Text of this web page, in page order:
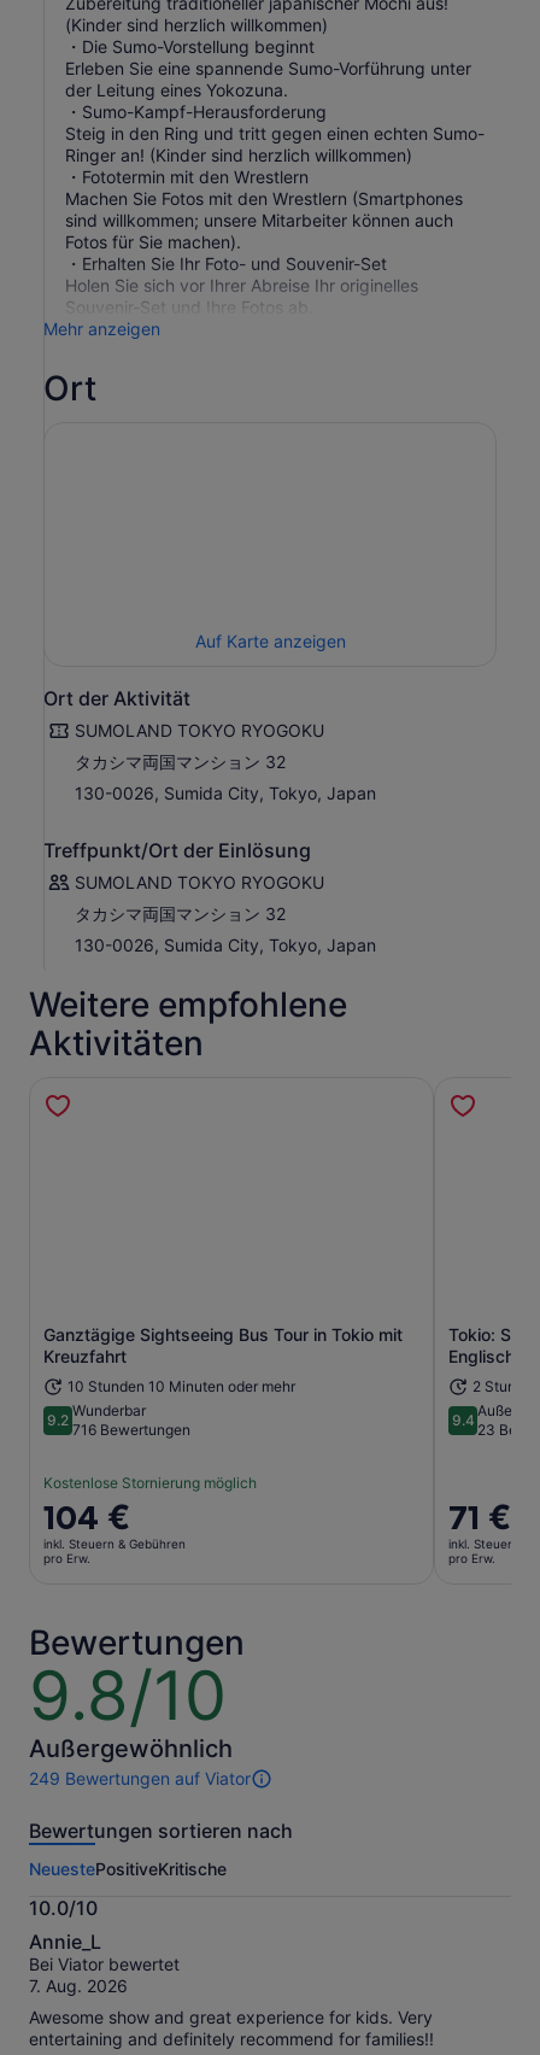
(Kinder sind herzlich willkommen)
・Die Sumo-Vorstellung beginnt
Erleben Sie eine spannende Sumo-Vorführung unter
der Leitung eines Yokozuna.
・Sumo-Kampf-Herausforderung
Steig in den Ring und tritt gegen einen echten Sumo-
Ringer an! (Kinder sind herzlich willkommen)
・Fototermin mit den Wrestlern
Machen Sie Fotos mit den Wrestlern (Smartphones
sind willkommen; unsere Mitarbeiter können auch
Fotos für Sie machen).
・Erhalten Sie Ihr Foto- und Souvenir-Set
Holen Sie sich vor Ihrer Abreise Ihr originelles
Souvenir-Set und Ihre Fotos ab.
Mehr anzeigen
Ort
Auf Karte anzeigen
Ort der Aktivität
SUMOLAND TOKYO RYOGOKU
タカシマ両国マンション 32
130-0026, Sumida City, Tokyo, Japan
Treffpunkt/Ort der Einlösung
SUMOLAND TOKYO RYOGOKU
タカシマ両国マンション 32
130-0026, Sumida City, Tokyo, Japan
Weitere empfohlene
Aktivitäten
Ganztägige Sightseeing Bus Tour in Tokio mit
Kreuzfahrt
10 Stunden 10 Minuten oder mehr
9.29.2 von 10
Wunderbar
716 Bewertungen
Kostenlose Stornierung möglich
Der
Preis
beträgt
Erw.
104 €
inkl. Steuern & Gebühren
pro Erw.
Wird in einem neuen Tab geöffnet
Tokio:
Englisch)
2 Stunden
9.49.4 von 10
23
Der
Preis
beträgt
71 €
inkl. Steuern &
pro Erw.
Bewertungen
9.8/10
9.8
von
10
Außergewöhnlich
249 Bewertungen auf Viator
249
dieser
Weitere
Informationen
zu
unseren
geprüften
Bewertungen.
Bewertungen sortieren nach
NeuestePositiveKritische
10.0/10
10.0
von
10
Annie_L
Bei Viator bewertet
7. Aug. 2026
Awesome show and great experience for kids. Very
entertaining and definitely recommend for families!!